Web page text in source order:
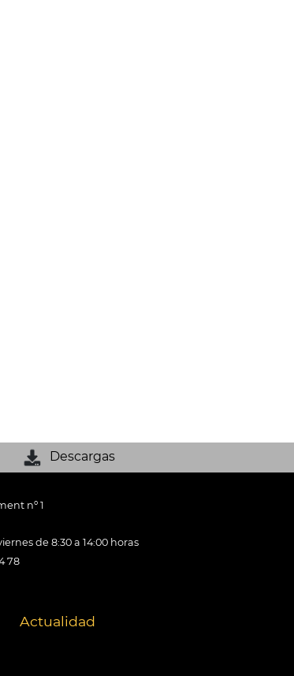
Descargas
nº 1
de 8:30 a 14:00 horas
78
Actualidad